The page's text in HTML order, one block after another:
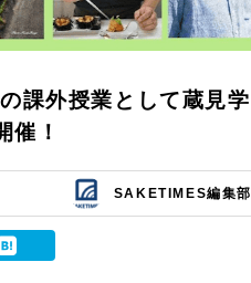
課外授業として蔵見学
催！
SAKETIMES編集部